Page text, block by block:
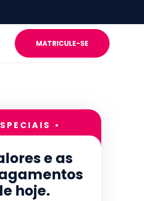
MATRICULE-SE
•
e as
hoje.